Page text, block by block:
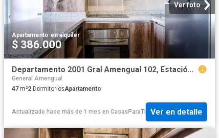
Ver foto
Apartamento·en alquiler
$ 386.000
Departamento 2001 Gral Amengual 102, Estación Central
General Amengual
47 m²2 DormitoriosApartamento
Actualizado hace más de 1 mes en CasasParaTi Ver en detalle